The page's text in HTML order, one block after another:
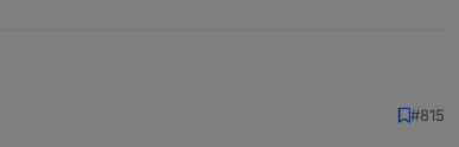
#815